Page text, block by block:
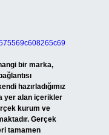
bir marka,
hazırladığımız
yer alan içerikler
kurum ve
Gerçek
tamamen